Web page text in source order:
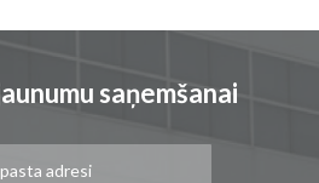
saņemšanai